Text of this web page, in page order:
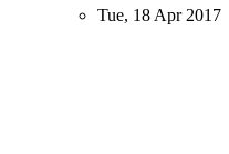
Tue, 18 Apr 2017